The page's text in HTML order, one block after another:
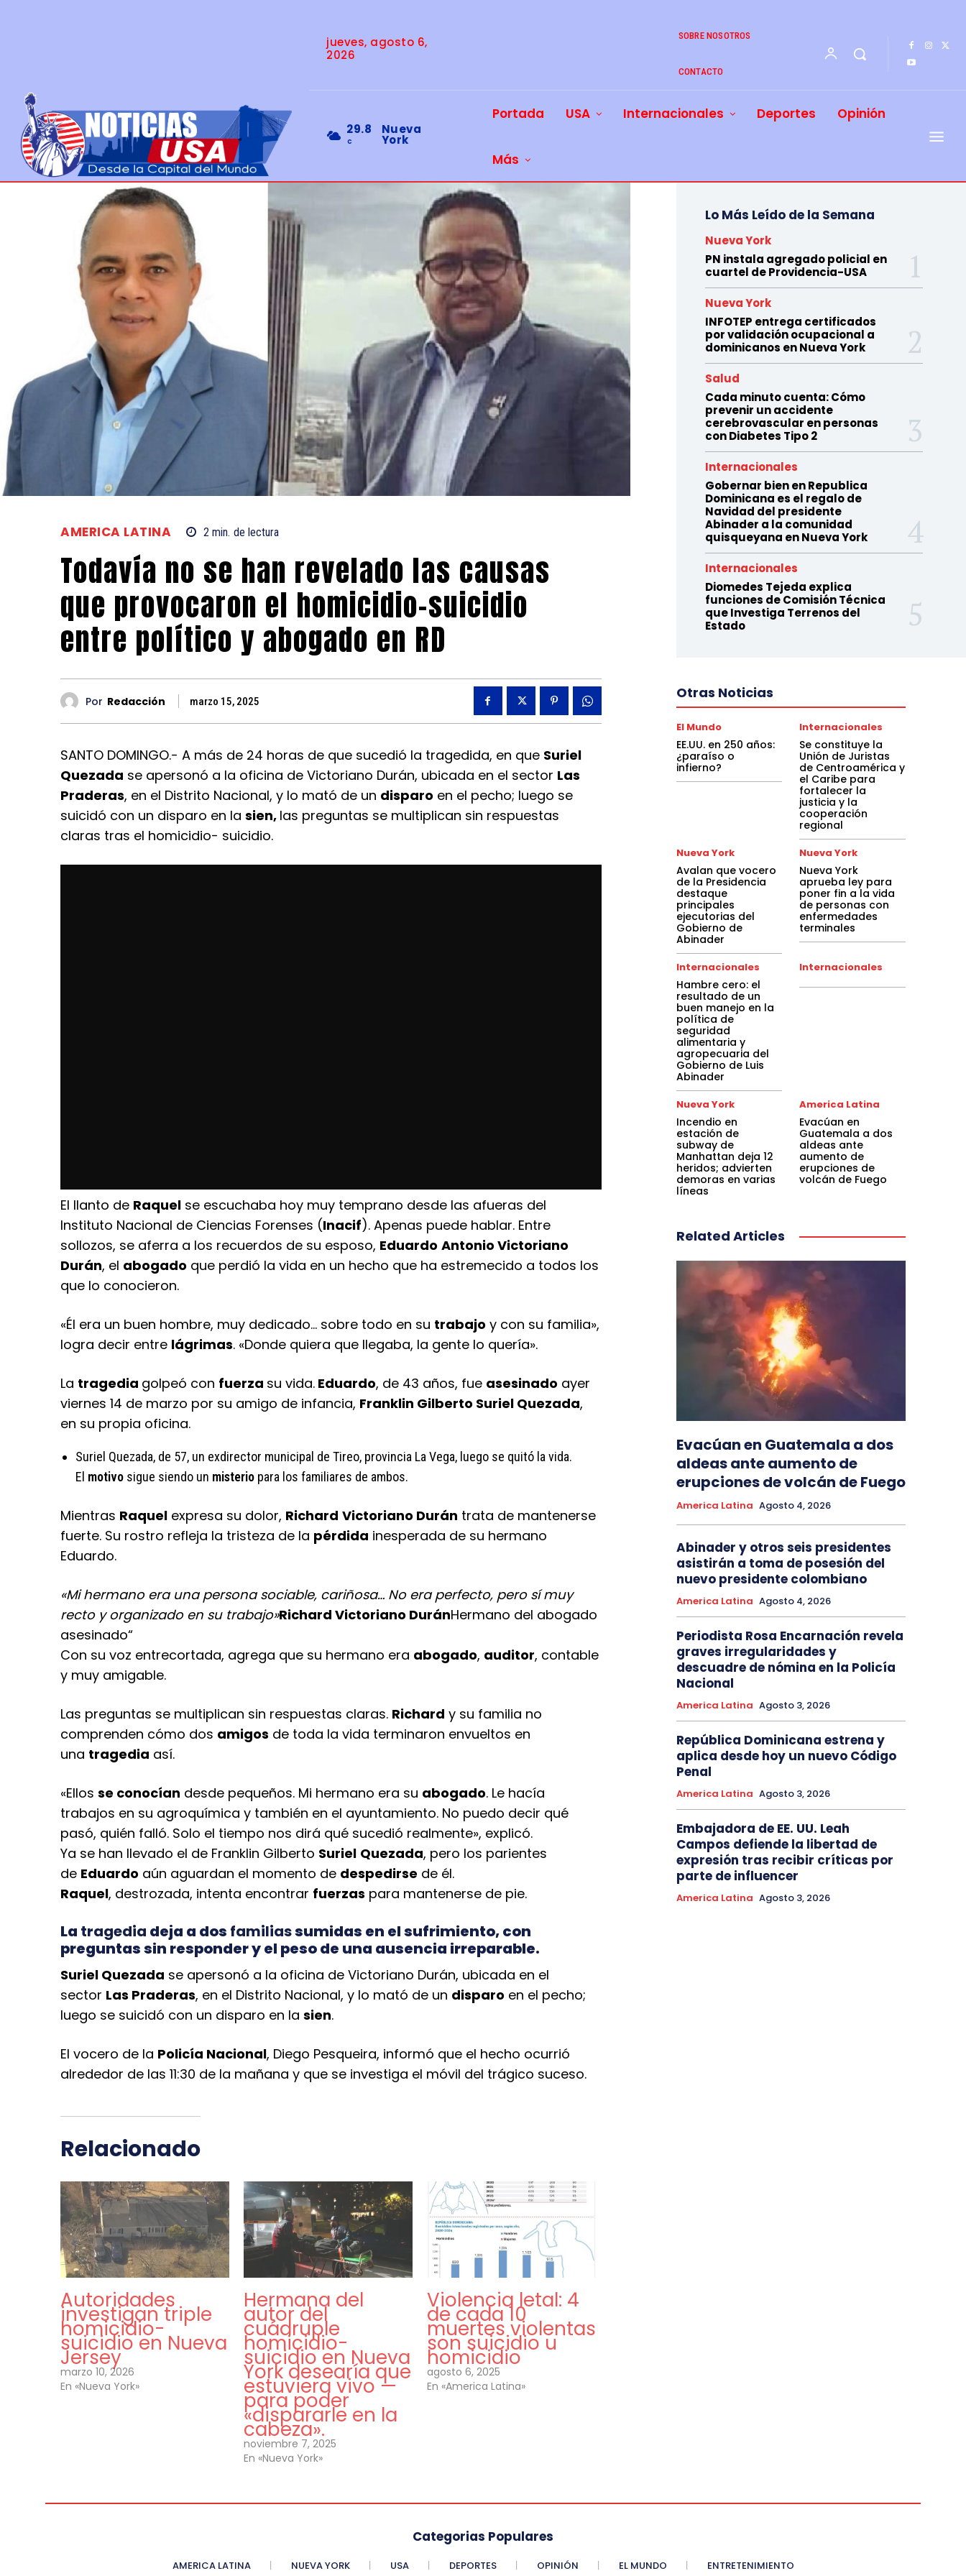
jueves, agosto 6,
2026
SOBRE NOSOTROS
CONTACTO
29.8
C
Nueva
York
Portada USA Internacionales Deportes Opinión
Más
AMERICA LATINA 2 min. de lectura
Todavía no se han revelado las causas
que provocaron el homicidio-suicidio
entre político y abogado en RD
Por Redacción marzo 15, 2025
SANTO DOMINGO.- A más de 24 horas de que sucedió la tragedida, en que Suriel
Quezada se apersonó a la oficina de Victoriano Durán, ubicada en el sector Las
Praderas, en el Distrito Nacional, y lo mató de un disparo en el pecho; luego se
suicidó con un disparo en la sien, las preguntas se multiplican sin respuestas
claras tras el homicidio- suicidio.
El llanto de Raquel se escuchaba hoy muy temprano desde las afueras del
Instituto Nacional de Ciencias Forenses (Inacif). Apenas puede hablar. Entre
sollozos, se aferra a los recuerdos de su esposo, Eduardo Antonio Victoriano
Durán, el abogado que perdió la vida en un hecho que ha estremecido a todos los
que lo conocieron.
«Él era un buen hombre, muy dedicado… sobre todo en su trabajo y con su familia»,
logra decir entre lágrimas. «Donde quiera que llegaba, la gente lo quería».
La tragedia golpeó con fuerza su vida. Eduardo, de 43 años, fue asesinado ayer
viernes 14 de marzo por su amigo de infancia, Franklin Gilberto Suriel Quezada,
en su propia oficina.
Suriel Quezada, de 57, un exdirector municipal de Tireo, provincia La Vega, luego se quitó la vida.
El motivo sigue siendo un misterio para los familiares de ambos.
Mientras Raquel expresa su dolor, Richard Victoriano Durán trata de mantenerse
fuerte. Su rostro refleja la tristeza de la pérdida inesperada de su hermano
Eduardo.
«Mi hermano era una persona sociable, cariñosa… No era perfecto, pero sí muy
recto y organizado en su trabajo»Richard Victoriano DuránHermano del abogado
asesinado“
Con su voz entrecortada, agrega que su hermano era abogado, auditor, contable
y muy amigable.
Las preguntas se multiplican sin respuestas claras. Richard y su familia no
comprenden cómo dos amigos de toda la vida terminaron envueltos en
una tragedia así.
«Ellos se conocían desde pequeños. Mi hermano era su abogado. Le hacía
trabajos en su agroquímica y también en el ayuntamiento. No puedo decir qué
pasó, quién falló. Solo el tiempo nos dirá qué sucedió realmente», explicó.
Ya se han llevado el de Franklin Gilberto Suriel Quezada, pero los parientes
de Eduardo aún aguardan el momento de despedirse de él.
Raquel, destrozada, intenta encontrar fuerzas para mantenerse de pie.
La tragedia deja a dos familiassumidas en el sufrimiento, con
preguntas sin responder y el peso de una ausencia irreparable.
Suriel Quezada se apersonó a la oficina de Victoriano Durán, ubicada en el
sector Las Praderas, en el Distrito Nacional, y lo mató de un disparo en el pecho;
luego se suicidó con un disparo en la sien.
El vocero de la Policía Nacional, Diego Pesqueira, informó que el hecho ocurrió
alrededor de las 11:30 de la mañana y que se investiga el móvil del trágico suceso.
Relacionado
Autoridades
investigan triple
homicidio-
suicidio en Nueva
Jersey
marzo 10, 2026
En «Nueva York»
Hermana del
autor del
cuádruple
homicidio-
suicidio en Nueva
York desearía que
estuviera vivo —
para poder
«dispararle en la
cabeza».
noviembre 7, 2025
En «Nueva York»
Violencia letal: 4
de cada 10
muertes violentas
son suicidio u
homicidio
agosto 6, 2025
En «America Latina»
Lo Más Leído de la Semana
Nueva York
PN instala agregado policial en
cuartel de Providencia-USA
Nueva York
INFOTEP entrega certificados
por validación ocupacional a
dominicanos en Nueva York
Salud
Cada minuto cuenta: Cómo
prevenir un accidente
cerebrovascular en personas
con Diabetes Tipo 2
Internacionales
Gobernar bien en Republica
Dominicana es el regalo de
Navidad del presidente
Abinader a la comunidad
quisqueyana en Nueva York
Internacionales
Diomedes Tejeda explica
funciones de Comisión Técnica
que Investiga Terrenos del
Estado
Otras Noticias
El Mundo
EE.UU. en 250 años:
¿paraíso o
infierno?
Internacionales
Se constituye la
Unión de Juristas
de Centroamérica y
el Caribe para
fortalecer la
justicia y la
cooperación
regional
Nueva York
Avalan que vocero
de la Presidencia
destaque
principales
ejecutorias del
Gobierno de
Abinader
Nueva York
Nueva York
aprueba ley para
poner fin a la vida
de personas con
enfermedades
terminales
Internacionales
Hambre cero: el
resultado de un
buen manejo en la
política de
seguridad
alimentaria y
agropecuaria del
Gobierno de Luis
Abinader
Internacionales
Nueva York
Incendio en
estación de
subway de
Manhattan deja 12
heridos; advierten
demoras en varias
líneas
America Latina
Evacúan en
Guatemala a dos
aldeas ante
aumento de
erupciones de
volcán de Fuego
Related Articles
Evacúan en Guatemala a dos
aldeas ante aumento de
erupciones de volcán de Fuego
America Latina Agosto 4, 2026
Abinader y otros seis presidentes
asistirán a toma de posesión del
nuevo presidente colombiano
America Latina Agosto 4, 2026
Periodista Rosa Encarnación revela
graves irregularidades y
descuadre de nómina en la Policía
Nacional
America Latina Agosto 3, 2026
República Dominicana estrena y
aplica desde hoy un nuevo Código
Penal
America Latina Agosto 3, 2026
Embajadora de EE. UU. Leah
Campos defiende la libertad de
expresión tras recibir críticas por
parte de influencer
America Latina Agosto 3, 2026
Categorias Populares
AMERICA LATINA NUEVA YORK USA DEPORTES OPINIÓN EL MUNDO ENTRETENIMIENTO